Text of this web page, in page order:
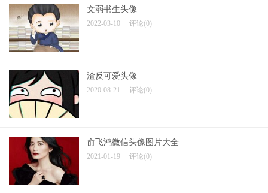
文弱书生头像
2022-03-10 评论(0)
渣反可爱头像
2020-08-21 评论(0)
俞飞鸿微信头像图片大全
2021-01-19 评论(0)